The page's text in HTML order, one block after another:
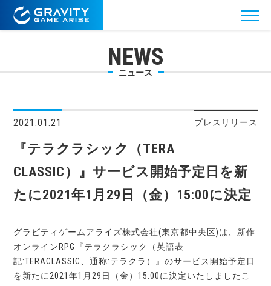
NEWS
ニュース
2021.01.21 プレスリリース
『テラクラシック（TERA
CLASSIC）』サービス開始予定日を新
たに2021年1月29日（金）15:00に決定
グラビティゲームアライズ株式会社(東京都中央区)は、新作
オンラインRPG『テラクラシック（英語表
記:TERACLASSIC、通称:テラクラ）』のサービス開始予定日
を新たに2021年1月29日（金）15:00に決定いたしましたこ